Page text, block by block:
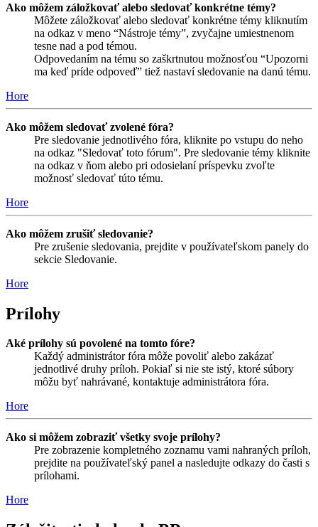
Ako môžem záložkovať alebo sledovať konkrétne témy?
Môžete záložkovať alebo sledovať konkrétne témy kliknutím
na odkaz v meno “Nástroje témy”, zvyčajne umiestnenom
tesne nad a pod témou.
Odpovedaním na tému so zaškrtnutou možnosťou “Upozorni
ma keď príde odpoveď” tiež nastaví sledovanie na danú tému.
Hore
Ako môžem sledovať zvolené fóra?
Pre sledovanie jednotlivého fóra, kliknite po vstupu do neho
na odkaz "Sledovať toto fórum". Pre sledovanie témy kliknite
na odkaz v ňom alebo pri odosielaní príspevku zvoľte
možnosť sledovať túto tému.
Hore
Ako môžem zrušiť sledovanie?
Pre zrušenie sledovania, prejdite v používateľskom panely do
sekcie Sledovanie.
Hore
Prílohy
Aké prílohy sú povolené na tomto fóre?
Každý administrátor fóra môže povoliť alebo zakázať
jednotlivé druhy príloh. Pokiaľ si nie ste istý, ktoré súbory
môžu byť nahrávané, kontaktuje administrátora fóra.
Hore
Ako si môžem zobraziť všetky svoje prílohy?
Pre zobrazenie kompletného zoznamu vami nahraných príloh,
prejdite na používateľský panel a nasledujte odkazy do časti s
prílohami.
Hore